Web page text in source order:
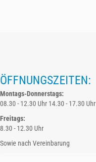
ÖFFNUNGSZEITEN:
Montags-Donnerstags:
08.30 - 12.30 Uhr 14.30 - 17.30 Uhr
Freitags:
8.30 - 12.30 Uhr
Sowie nach Vereinbarung